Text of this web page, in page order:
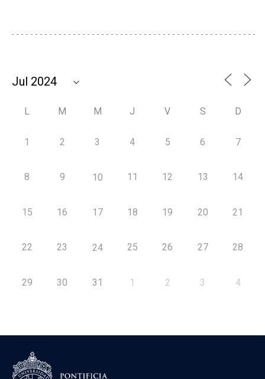
L M M J V S D
1 2 3 4 5 6 7
8 9 10 11 12 13 14
15 16 17 18 19 20 21
22 23 24 25 26 27 28
29 30 31 1 2 3 4